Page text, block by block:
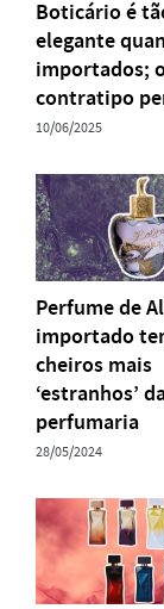
Boticário é
elegante
importados;
contratipo
10/06/2025
Perfume de
importado
cheiros mais
‘estranhos’
perfumaria
28/05/2024